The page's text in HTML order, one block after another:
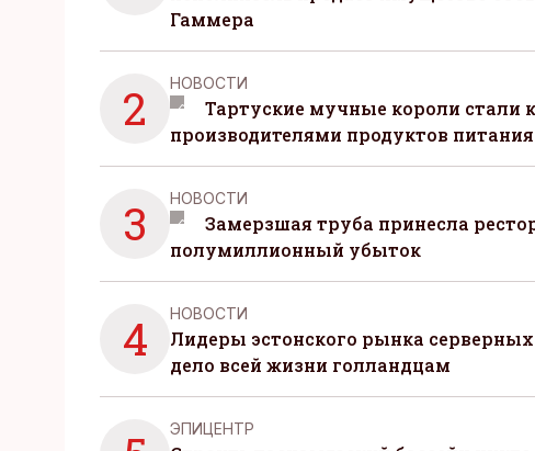
Гаммера
2 НОВОСТИ
Тартуские мучные короли стали
производителями продуктов
3 НОВОСТИ
Замерзшая труба принесла
полумиллионный убыток
4 НОВОСТИ
Лидеры эстонского рынка
дело всей жизни голландцам
ЭПИЦЕНТР